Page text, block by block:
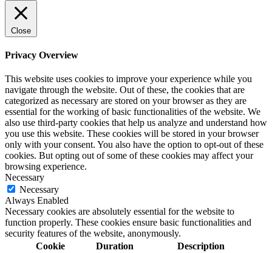
Close
Privacy Overview
This website uses cookies to improve your experience while you
navigate through the website. Out of these, the cookies that are
categorized as necessary are stored on your browser as they are
essential for the working of basic functionalities of the website. We
also use third-party cookies that help us analyze and understand how
you use this website. These cookies will be stored in your browser
only with your consent. You also have the option to opt-out of these
cookies. But opting out of some of these cookies may affect your
browsing experience.
Necessary
Necessary
Always Enabled
Necessary cookies are absolutely essential for the website to
function properly. These cookies ensure basic functionalities and
security features of the website, anonymously.
Cookie
Duration Description